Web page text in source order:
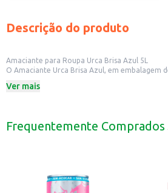
Descrição do produto
Amaciante para Roupa Urca Brisa Azul 5L
O Amaciante Urca Brisa Azul, em embalagem
Este produto é indicado para:
Adicione a quantidade recomendada no
Ver mais
Frequentemente Comprados